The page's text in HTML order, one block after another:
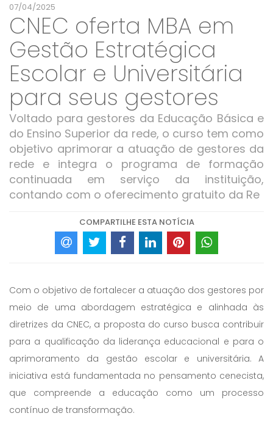
07/04/2025
CNEC oferta MBA em
Gestão Estratégica
Escolar e Universitária
para seus gestores
Voltado para gestores da Educação Básica e
do Ensino Superior da rede, o curso tem como
objetivo aprimorar a atuação de gestores da
rede e integra o programa de formação
continuada em serviço da instituição,
contando com o oferecimento gratuito da Re
COMPARTILHE ESTA NOTÍCIA
Com o objetivo de fortalecer a atuação dos gestores por
meio de uma abordagem estratégica e alinhada às
diretrizes da CNEC, a proposta do curso busca contribuir
para a qualificação da liderança educacional e para o
aprimoramento da gestão escolar e universitária. A
iniciativa está fundamentada no pensamento cenecista,
que compreende a educação como um processo
contínuo de transformação.